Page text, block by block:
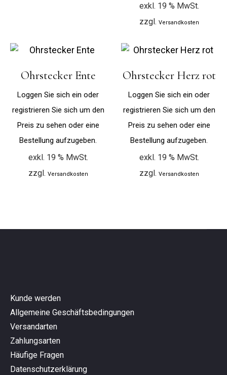
exkl. 19 % MwSt.
zzgl. Versandkosten
Ohrstecker Ente
Loggen Sie sich ein oder
registrieren Sie sich um den
Preis zu sehen oder eine
Bestellung aufzugeben.
exkl. 19 % MwSt.
zzgl. Versandkosten
Ohrstecker Herz rot
Loggen Sie sich ein oder
registrieren Sie sich um den
Preis zu sehen oder eine
Bestellung aufzugeben.
exkl. 19 % MwSt.
zzgl. Versandkosten
Kunde werden
Allgemeine Geschäftsbedingungen
Versandarten
Zahlungsarten
Häufige Fragen
Datenschutzerklärung